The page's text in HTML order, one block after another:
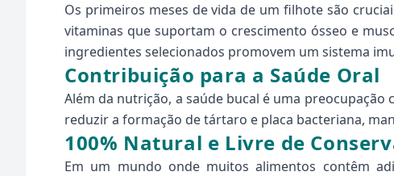
Os primeiros meses de vida de um filhote são
vitaminas que suportam o crescimento ósseo e
ingredientes selecionados promovem um sistema
Contribuição para a Saúde Oral
Além da nutrição, a saúde bucal é uma
reduzir a formação de tártaro e placa bacteriana,
100% Natural e Livre de
Em um mundo onde muitos alimentos contêm